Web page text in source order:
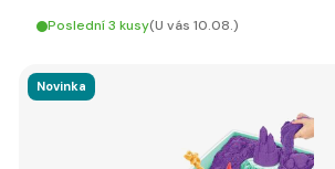
Poslední 3 kusy(U vás 10.08.)
Novinka